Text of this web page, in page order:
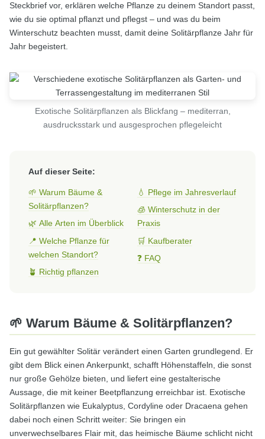
Steckbrief vor, erklären welche Pflanze zu deinem Standort passt,
wie du sie optimal pflanzt und pflegst – und was du beim
Winterschutz beachten musst, damit deine Solitärpflanze Jahr für
Jahr begeistert.
Exotische Solitärpflanzen als Blickfang – mediterran,
ausdrucksstark und ausgesprochen pflegeleicht
Auf dieser Seite:
🌱 Warum Bäume &
Solitärpflanzen?
🌿 Alle Arten im Überblick
📍 Welche Pflanze für
welchen Standort?
🪴 Richtig pflanzen
💧 Pflege im Jahresverlauf
🧊 Winterschutz in der
Praxis
🛒 Kaufberater
❓ FAQ
🌱 Warum Bäume & Solitärpflanzen?
Ein gut gewählter Solitär verändert einen Garten grundlegend. Er
gibt dem Blick einen Ankerpunkt, schafft Höhenstaffeln, die sonst
nur große Gehölze bieten, und liefert eine gestalterische
Aussage, die mit keiner Beetpflanzung erreichbar ist. Exotische
Solitärpflanzen wie Eukalyptus, Cordyline oder Dracaena gehen
dabei noch einen Schritt weiter: Sie bringen ein
unverwechselbares Flair mit, das heimische Bäume schlicht nicht